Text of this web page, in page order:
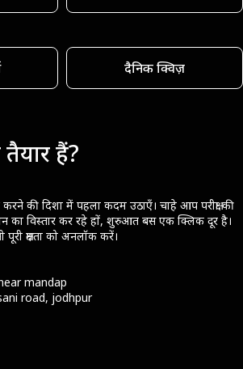
दैनिक क्विज़
हैं?
करने की दिशा में पहला कदम उठाएँ। चाहे आप परीक्षा की
का विस्तार कर रहे हों, शुरुआत बस एक क्लिक दूर है।
क्षमता को अनलॉक करें।
mandap
road, jodhpur